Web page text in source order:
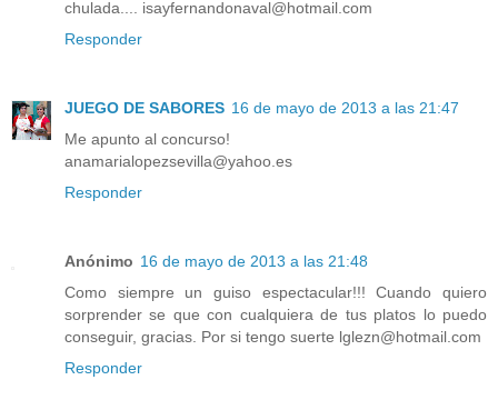
chulada.... isayfernandonaval@hotmail.com
Responder
JUEGO DE SABORES 16 de mayo de 2013 a las 21:47
Me apunto al concurso!
anamarialopezsevilla@yahoo.es
Responder
Anónimo 16 de mayo de 2013 a las 21:48
Como siempre un guiso espectacular!!! Cuando quiero
sorprender se que con cualquiera de tus platos lo puedo
conseguir, gracias. Por si tengo suerte lglezn@hotmail.com
Responder